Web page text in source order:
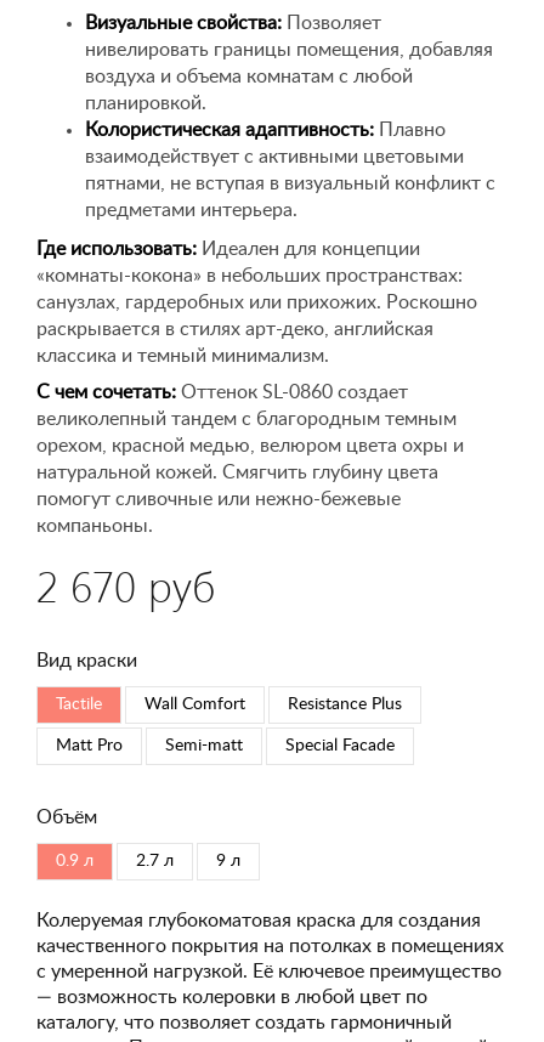
Визуальные свойства: Позволяет
нивелировать границы помещения, добавляя
воздуха и объема комнатам с любой
планировкой.
Колористическая адаптивность: Плавно
взаимодействует с активными цветовыми
пятнами, не вступая в визуальный конфликт с
предметами интерьера.
Где использовать: Идеален для концепции
«комнаты-кокона» в небольших пространствах:
санузлах, гардеробных или прихожих. Роскошно
раскрывается в стилях арт-деко, английская
классика и темный минимализм.
С чем сочетать: Оттенок SL-0860 создает
великолепный тандем с благородным темным
орехом, красной медью, велюром цвета охры и
натуральной кожей. Смягчить глубину цвета
помогут сливочные или нежно-бежевые
компаньоны.
2 670 руб
Вид краски
Tactile Wall Comfort Resistance Plus
Matt Pro Semi-matt Special Faсade
Объём
0.9 л 2.7 л 9 л
Колеруемая глубокоматовая краска для создания
качественного покрытия на потолках в помещениях
с умеренной нагрузкой. Её ключевое преимущество
— возможность колеровки в любой цвет по
каталогу, что позволяет создать гармоничный